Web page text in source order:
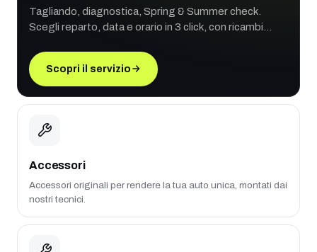
Tagliando, diagnostica, Spring & Summer check.
Scegli reparto, data e orario in 3 click, con ricambi
Scopri il servizio
Accessori
Accessori originali per rendere la tua auto unica, montati dai
nostri tecnici.